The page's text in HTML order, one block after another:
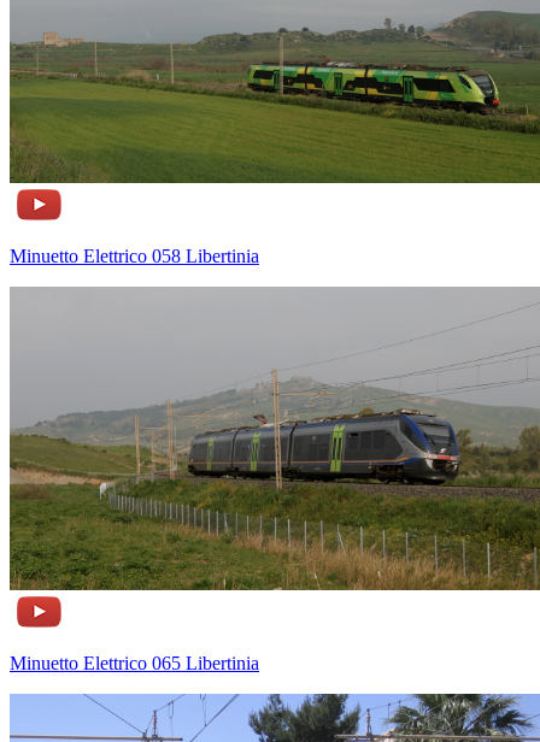
Minuetto Elettrico 058 Libertinia
Minuetto Elettrico 065 Libertinia